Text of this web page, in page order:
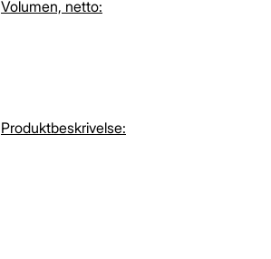
Volumen, netto:
Produktbeskrivelse: